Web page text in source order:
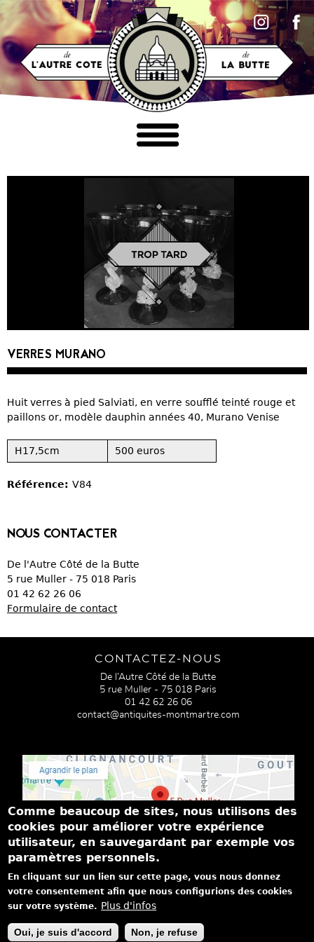
Accéder au contenu
MOBILIER
LUMINAIRES
TABLEAUX
VIEUX PAPIERS
OBJETS DÉCORATIFS
VERRERIE
VERRES MURANO
Huit verres à pied Salviati, en verre soufflé teinté rouge et
paillons or, modèle dauphin années 40, Murano Venise
H17,5cm 500 euros
Référence: V84
NOUS CONTACTER
De l'Autre Côté de la Butte
5 rue Muller - 75 018 Paris
01 42 62 26 06
Formulaire de contact
CONTACTEZ-NOUS
De l’Autre Côté de la Butte
5 rue Muller - 75 018 Paris
01 42 62 26 06
contact@antiquites-montmartre.com
PASSEZ NOUS VOIR
Du mardi au samedi de 14h à 19h
Dimanche de 15h à 18h
Mentions légales | Politique de confidentialité
Comme beaucoup de sites, nous utilisons des
cookies pour améliorer votre expérience
utilisateur, en sauvegardant par exemple vos
paramètres personnels.
En cliquant sur un lien sur cette page, vous nous donnez
votre consentement afin que nous configurions des cookies
sur votre système. Plus d'infos
Oui, je suis d'accord Non, je refuse